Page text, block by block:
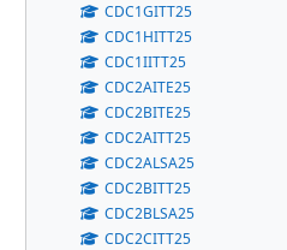
CDC1GITT25
CDC1HITT25
CDC1IITT25
CDC2AITE25
CDC2BITE25
CDC2AITT25
CDC2ALSA25
CDC2BITT25
CDC2BLSA25
CDC2CITT25